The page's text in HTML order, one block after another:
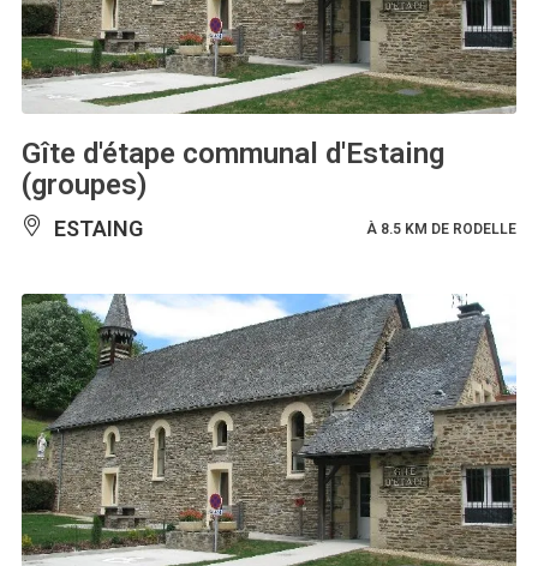
Gîte d'étape communal d'Estaing
(groupes)
ESTAING À 8.5 KM DE RODELLE